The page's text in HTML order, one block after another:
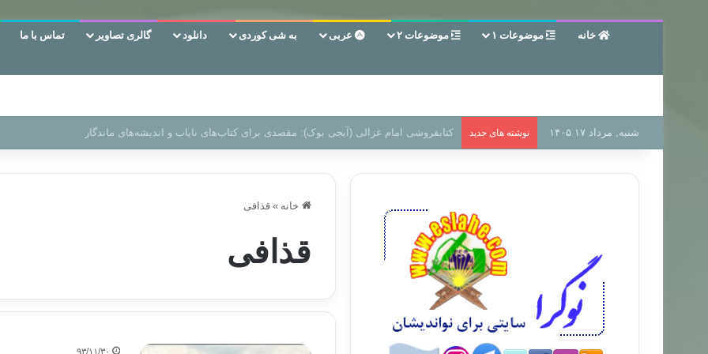
خانه موضوعات ۱ موضوعات ۲ عربی به شی کوردی دانلود گالری تصاویر تماس با ما
شنبه, مرداد ۱۷ ۱۴۰۵ نوشته های جدید سر دفتر فساد در زمین‌، دوری وکناره‌گیری از راه خداست‌!
خانه » قذافی
قذافی
۹۳/۱۱/۳۰